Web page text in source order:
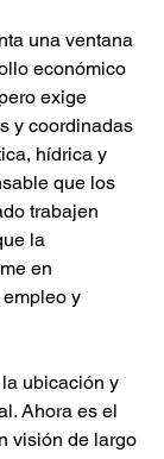
una ventana
económico
exige
y coordinadas
hídrica y
que los
trabajen
la
en
y
ubicación y
Ahora es el
visión de largo